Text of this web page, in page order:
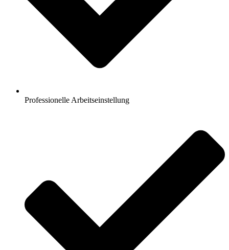
Professionelle Arbeitseinstellung